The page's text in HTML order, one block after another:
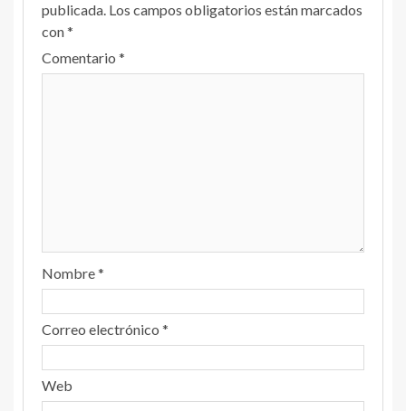
publicada. Los campos obligatorios están marcados
con*
Comentario *
Nombre*
Correo electrónico *
Web